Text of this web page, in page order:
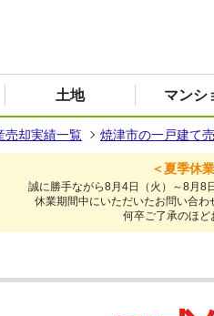
土地 マンシ
売却実績一覧 焼津市の一戸建て
＜夏季休
誠に勝手ながら8月4日（火）～8月8
休業期間中にいただいたお問い合わ
何卒ご了承のほど